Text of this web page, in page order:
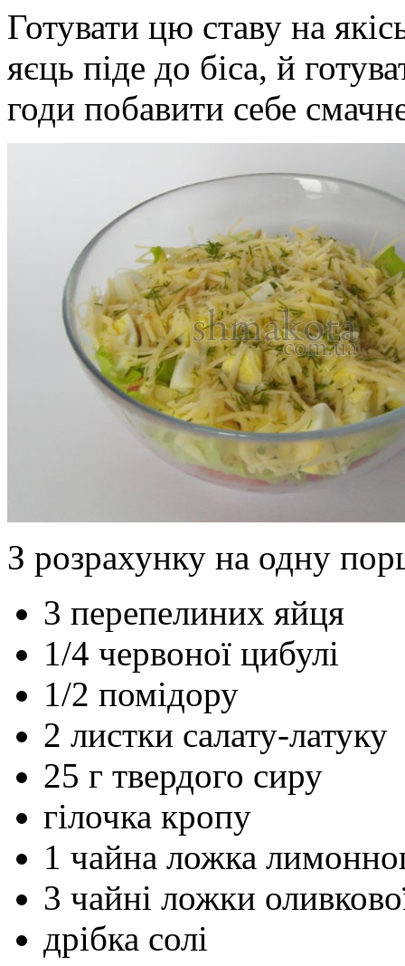
Готувати цю ставу на
яєць піде до біса, й
годи побавити себе
З розрахунку на одну
3 перепелиних яйця
1/4 червоної цибулі
1/2 помідору
2 листки салату-латуку
25 г твердого сиру
гілочка кропу
1 чайна ложка
3 чайні ложки
дрібка солі